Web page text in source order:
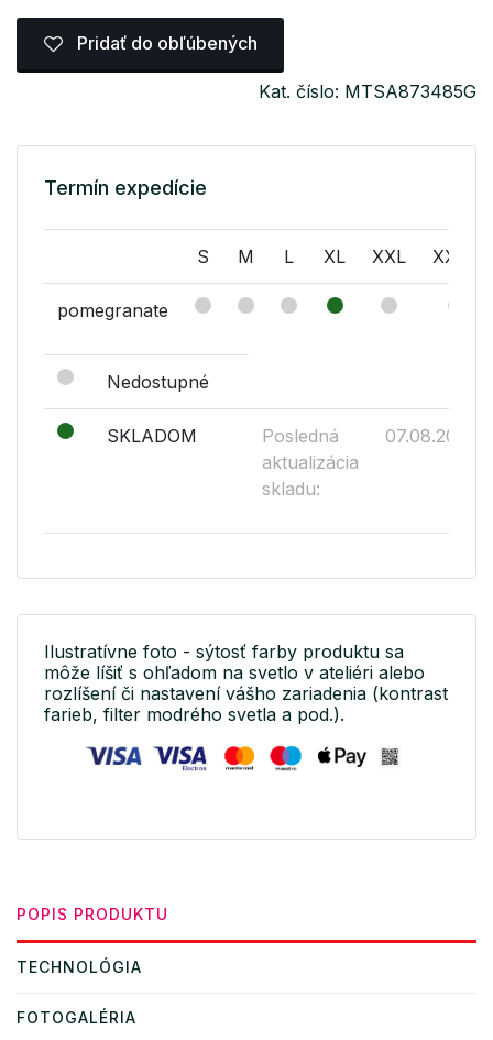
Pridať do obľúbených
Kat. číslo: MTSA873485G
Termín expedície
S M L XL XXL XXXL
pomegranate
Nedostupné
SKLADOM
Posledná
aktualizácia
skladu:
07.08.2026
Ilustratívne foto - sýtosť farby produktu sa
môže líšiť s ohľadom na svetlo v ateliéri alebo
rozlíšení či nastavení vášho zariadenia (kontrast
farieb, filter modrého svetla a pod.).
POPIS PRODUKTU
TECHNOLÓGIA
FOTOGALÉRIA